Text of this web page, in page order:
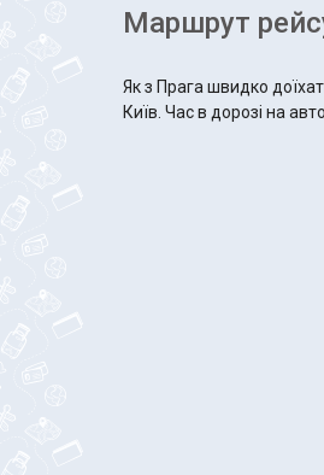
Маршрут
Як з Прага швидко
Київ. Час в дорозі на